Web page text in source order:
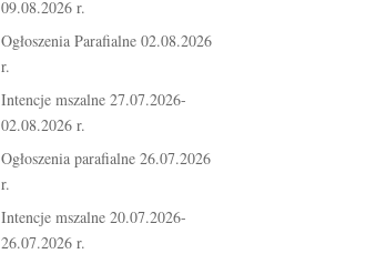
09.08.2026 r.
Ogłoszenia Parafialne 02.08.2026
r.
Intencje mszalne 27.07.2026-
02.08.2026 r.
Ogłoszenia parafialne 26.07.2026
r.
Intencje mszalne 20.07.2026-
26.07.2026 r.